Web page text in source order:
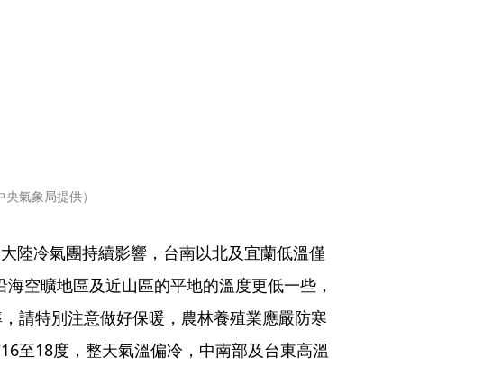
氣象局提供）
陸冷氣團持續影響，台南以北及宜蘭低溫僅
空曠地區及近山區的平地的溫度更低一些，
請特別注意做好保暖，農林養殖業應嚴防寒
至18度，整天氣溫偏冷，中南部及台東高溫